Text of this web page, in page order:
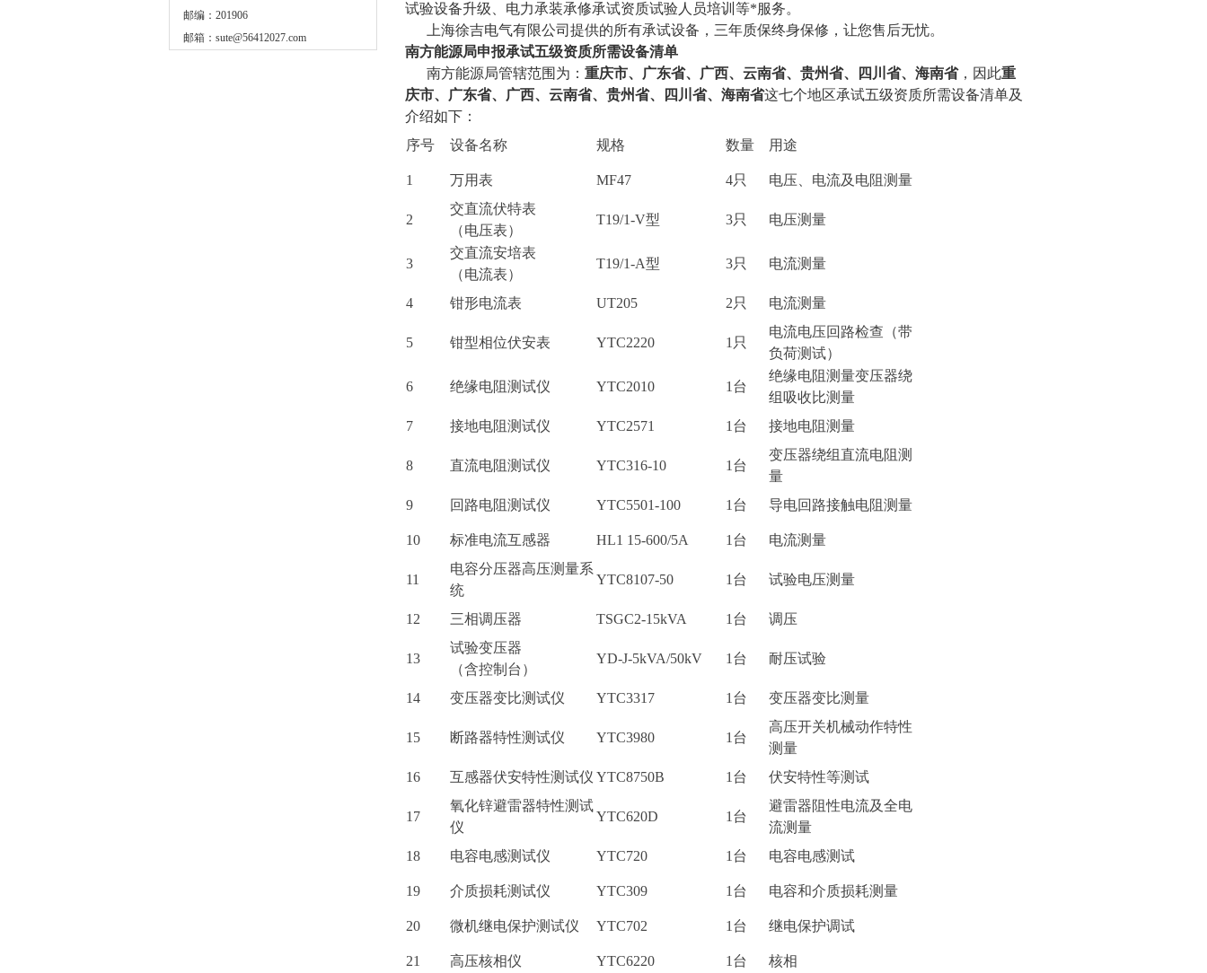
邮编：201906
邮箱： sute@56412027.com
试验设备升级、电力承装承修承试资质试验人员培训等*服务。
上海徐吉电气有限公司提供的所有承试设备，三年质保终身保修，让您售后无忧。
南方能源局申报承试五级资质所需设备清单
南方能源局管辖范围为： 重庆市、广东省、广西、云南省、贵州省、四川省、海南省，因此重
庆市、广东省、广西、云南省、贵州省、四川省、海南省这七个地区承试五级资质所需设备清单及
介绍如下：
序号
设备名称 规格 数量 用途
1 万用表 MF47 4只 电压、电流及电阻测量
2
交直流伏特表
（电压表）
T19/1-V型 3只 电压测量
3
交直流安培表
（电流表）
T19/1-A型 3只 电流测量
4 钳形电流表 UT205 2只 电流测量
5 钳型相位伏安表 YTC2220 1只
电流电压回路检查（带
负荷测试）
6 绝缘电阻测试仪 YTC2010 1台
绝缘电阻测量变压器绕
组吸收比测量
7
接地电阻测试仪 YTC2571 1台 接地电阻测量
8 直流电阻测试仪 YTC316-10 1台
变压器绕组直流电阻测
量
9
回路电阻测试仪 YTC5501-100 1台 导电回路接触电阻测量
10 标准电流互感器 HL1 15-600/5A 1台 电流测量
11
电容分压器高压测量系
统
YTC8107-50 1台 试验电压测量
12 三相调压器 TSGC2-15kVA 1台 调压
13
试验变压器
（含控制台）
YD-J-5kVA/50kV 1台 耐压试验
14 变压器变比测试仪 YTC3317 1台 变压器变比测量
15 断路器特性测试仪 YTC3980 1台
高压开关机械动作特性
测量
16
互感器伏安特性测试仪 YTC8750B 1台 伏安特性等测试
17
氧化锌避雷器特性测试
仪
YTC620D 1台
避雷器阻性电流及全电
流测量
18
电容电感测试仪 YTC720 1台 电容电感测试
19 介质损耗测试仪 YTC309 1台 电容和介质损耗测量
20 微机继电保护测试仪 YTC702 1台 继电保护调试
21 高压核相仪 YTC6220 1台 核相